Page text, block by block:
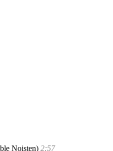
Noisten) 2:57